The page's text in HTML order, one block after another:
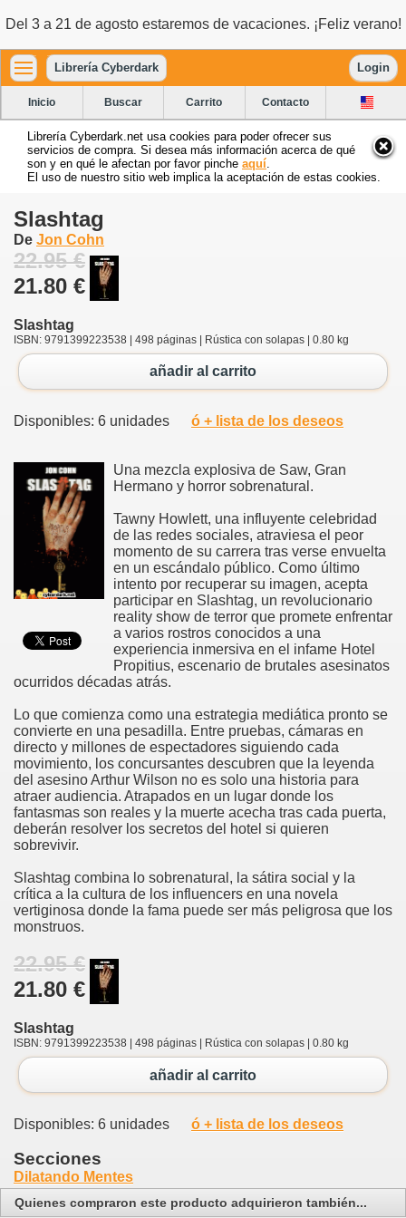
Del 3 a 21 de agosto estaremos de vacaciones. ¡Feliz verano!
Librería Cyberdark Login
Inicio Buscar Carrito Contacto
Librería Cyberdark.net usa cookies para poder ofrecer sus
servicios de compra. Si desea más información acerca de qué
son y en qué le afectan por favor pinche aquí
El uso de nuestro sitio web implica la aceptación de estas cookies.
Slashtag
De Jon Cohn
22.95 €
21.80 €
Slashtag
ISBN: 9791399223538 | 498 páginas | Rústica con solapas | 0.80 kg
añadir al carrito
Disponibles: 6 unidades ó + lista de los deseos
Una mezcla explosiva de Saw, Gran
Hermano y horror sobrenatural.
Tawny Howlett, una influyente celebridad
de las redes sociales, atraviesa el peor
momento de su carrera tras verse envuelta
en un escándalo público. Como último
intento por recuperar su imagen, acepta
participar en Slashtag, un revolucionario
reality show de terror que promete enfrentar
a varios rostros conocidos a una
experiencia inmersiva en el infame Hotel
Propitius, escenario de brutales asesinatos
ocurridos décadas atrás.
Lo que comienza como una estrategia mediática pronto se
convierte en una pesadilla. Entre pruebas, cámaras en
directo y millones de espectadores siguiendo cada
movimiento, los concursantes descubren que la leyenda
del asesino Arthur Wilson no es solo una historia para
atraer audiencia. Atrapados en un lugar donde los
fantasmas son reales y la muerte acecha tras cada puerta,
deberán resolver los secretos del hotel si quieren
sobrevivir.
Slashtag combina lo sobrenatural, la sátira social y la
crítica a la cultura de los influencers en una novela
vertiginosa donde la fama puede ser más peligrosa que los
monstruos.
22.95 €
21.80 €
Slashtag
ISBN: 9791399223538 | 498 páginas | Rústica con solapas | 0.80 kg
añadir al carrito
Disponibles: 6 unidades ó + lista de los deseos
Secciones
Dilatando Mentes
Quienes compraron este producto adquirieron también...